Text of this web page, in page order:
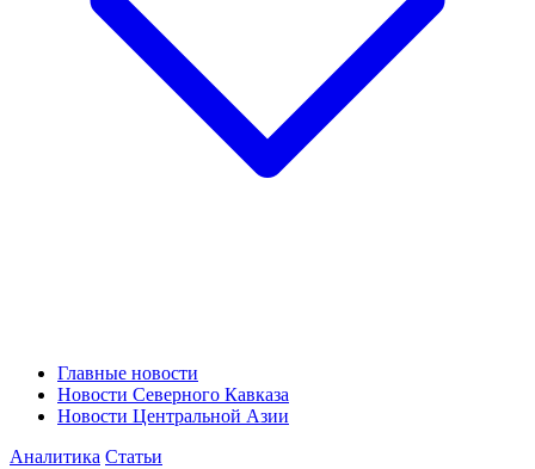
Главные новости
Новости Северного Кавказа
Новости Центральной Азии
Аналитика Статьи